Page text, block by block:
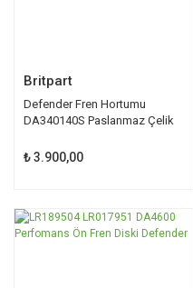
Britpart
Defender Fren Hortumu
DA340140S Paslanmaz Çelik
₺ 3.900,00